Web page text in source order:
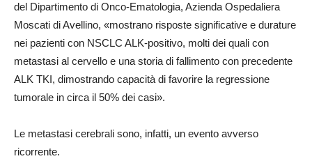
del Dipartimento di Onco-Ematologia, Azienda Ospedaliera
Moscati di Avellino, «mostrano risposte significative e durature
nei pazienti con NSCLC ALK-positivo, molti dei quali con
metastasi al cervello e una storia di fallimento con precedente
ALK TKI, dimostrando capacità di favorire la regressione
tumorale in circa il 50% dei casi».
Le metastasi cerebrali sono, infatti, un evento avverso
ricorrente.